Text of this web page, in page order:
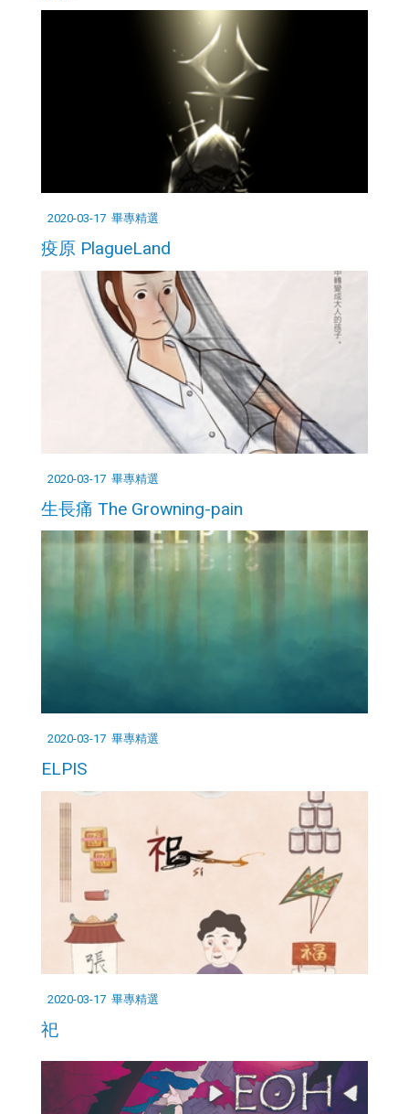
2020-03-17 畢專精選
疫原 PlagueLand
2020-03-17 畢專精選
生長痛 The Growning-pain
2020-03-17 畢專精選
ELPIS
2020-03-17 畢專精選
祀